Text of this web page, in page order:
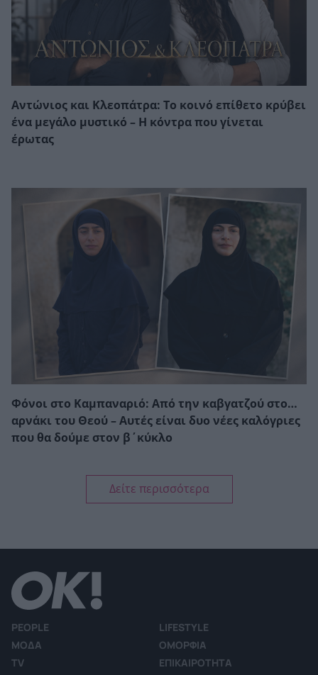
Αντώνιος και Κλεοπάτρα: Το κοινό επίθετο κρύβει
ένα μεγάλο μυστικό – Η κόντρα που γίνεται
έρωτας
Φόνοι στο Καμπαναριό: Από την καβγατζού στο…
αρνάκι του Θεού – Αυτές είναι δυο νέες καλόγριες
που θα δούμε στον β΄κύκλο
Δείτε περισσότερα
PEOPLE
LIFESTYLE
ΜΟΔΑ
ΟΜΟΡΦΙΑ
TV
ΕΠΙΚΑΙΡΟΤΗΤΑ